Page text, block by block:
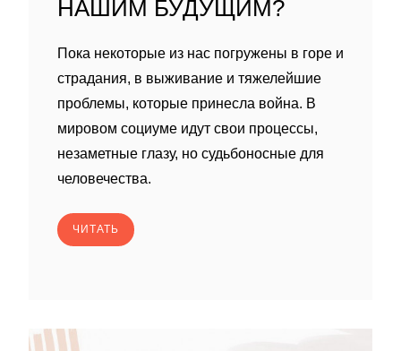
НАШИМ БУДУЩИМ?
Пока некоторые из нас погружены в горе и
страдания, в выживание и тяжелейшие
проблемы, которые принесла война. В
мировом социуме идут свои процессы,
незаметные глазу, но судьбоносные для
человечества.
ЧИТАТЬ